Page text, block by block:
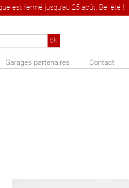
est fermé jusqu'au 25 août. Bel été !
ok
Garages partenaires Contact